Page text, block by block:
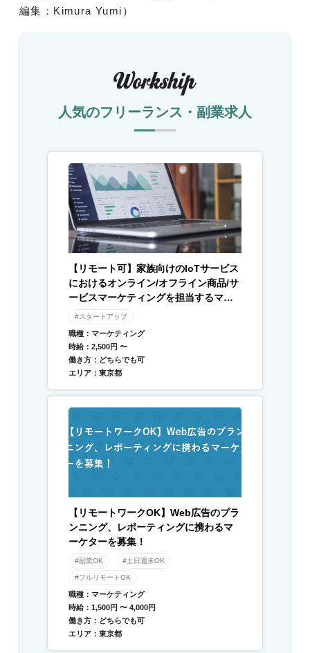
編集：Kimura Yumi）
人気のフリーランス・副業求人
【リモート可】家族向けのIoTサービス
におけるオンライン/オフライン商品/サ
ービスマーケティングを担当するマー
ケターを募集
#スタートアップ
職種：マーケティング
時給：2,500円 〜
働き方：どちらでも可
エリア：東京都
【リモートワークOK】Web広告のプラ
ンニング、レポーティングに携わるマ
ーケターを募集！
#副業OK #土日週末OK
#フルリモートOK
職種：マーケティング
時給：1,500円 〜 4,000円
働き方：どちらでも可
エリア：東京都